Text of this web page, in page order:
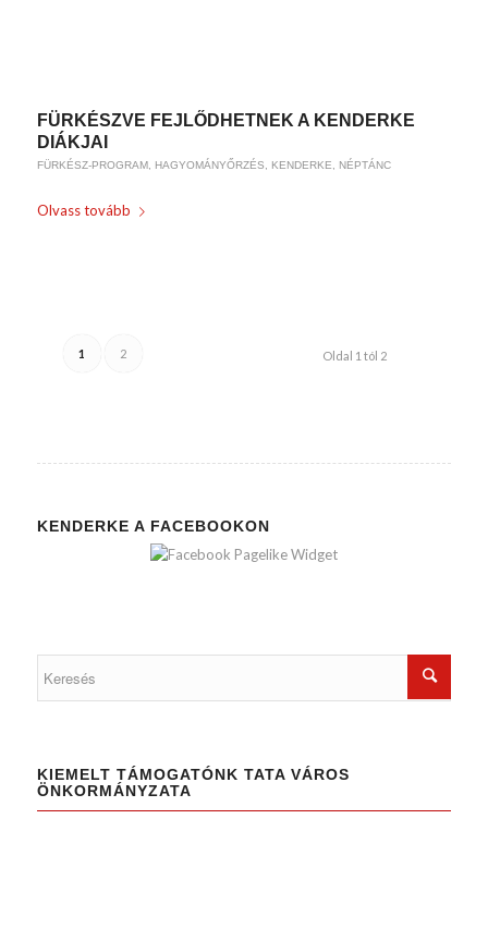
FÜRKÉSZVE FEJLŐDHETNEK A KENDERKE
DIÁKJAI
FÜRKÉSZ-PROGRAM, HAGYOMÁNYŐRZÉS KENDERKE NÉPTÁNC
Olvass tovább
Oldal 1 tól 2
1 2
KENDERKE A FACEBOOKON
KIEMELT TÁMOGATÓNK TATA VÁROS
ÖNKORMÁNYZATA